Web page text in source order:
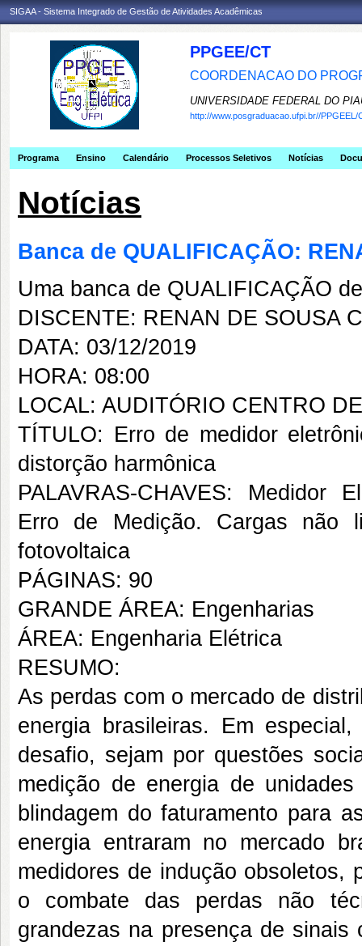
SIGAA - Sistema Integrado de Gestão de Atividades Acadêmicas
PPGEE/CT
COORDENACAO DO
UNIVERSIDADE FEDERAL DO
http://www.posgraduacao.ufpi.br//PPGEEL/
Programa Ensino Calendário Processos Seletivos Notícias
Notícias
Banca de QUALIFICAÇÃO:
Uma banca de QUALIFICAÇÃO
DISCENTE: RENAN DE SOUSA
DATA: 03/12/2019
HORA: 08:00
LOCAL: AUDITÓRIO CENTRO
TÍTULO: Erro de medidor
distorção harmônica
PALAVRAS-CHAVES: Medidor
Erro de Medição. Cargas não
fotovoltaica
PÁGINAS: 90
GRANDE ÁREA: Engenharias
ÁREA: Engenharia Elétrica
RESUMO:
As perdas com o mercado de
energia brasileiras. Em
desafio, sejam por questões
medição de energia de
blindagem do faturamento para
energia entraram no mercado
medidores de indução obsoletos,
o combate das perdas não
grandezas na presença de